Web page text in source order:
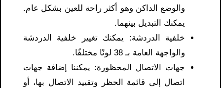
والوضع الداكن وهو أكثر راحة للعين بشكل عام.
يمكنك التبديل بينهما.
خلفية الدردشة: يمكنك تغيير خلفية الدردشة
والواجهة العامة بـ 38 لونًا مختلفًا.
جهات الاتصال المحظورة: يمكننا إضافة جهات
اتصال إلى قائمة الحظر وتقييد الاتصال بها، أو